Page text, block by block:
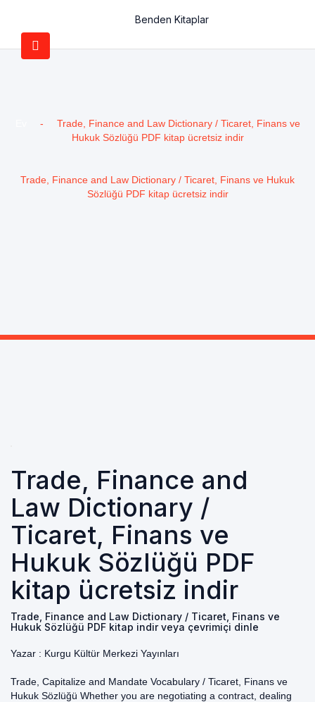
Benden Kitaplar
-
Trade, Finance and Law Dictionary / Ticaret, Finans ve
Hukuk Sözlüğü PDF kitap ücretsiz indir
Trade, Finance and Law Dictionary / Ticaret, Finans ve Hukuk
Sözlüğü PDF kitap ücretsiz indir
Trade, Finance and
Law Dictionary /
Ticaret, Finans ve
Hukuk Sözlüğü PDF
kitap ücretsiz indir
Trade, Finance and Law Dictionary / Ticaret, Finans ve
Hukuk Sözlüğü PDF kitap indir veya çevrimiçi dinle
Yazar : Kurgu Kültür Merkezi Yayınları
Trade, Capitalize and Mandate Vocabulary / Ticaret, Finans ve
Hukuk Sözlüğü Whether you are negotiating a contract, dealing